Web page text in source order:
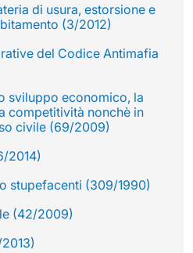
di usura, estorsione e
(3/2012)
del Codice Antimafia
sviluppo economico, la
competitività nonchè in
civile (69/2009)
2014)
stupefacenti (309/1990)
(42/2009)